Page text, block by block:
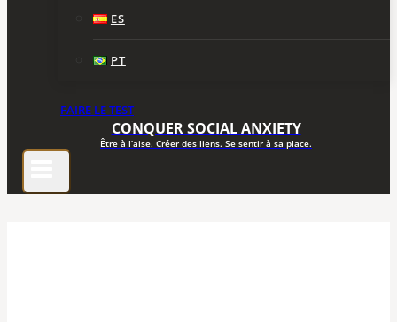
ES
PT
FAIRE LE TEST
CONQUER SOCIAL ANXIETY
Être à l’aise. Créer des liens. Se sentir à sa place.